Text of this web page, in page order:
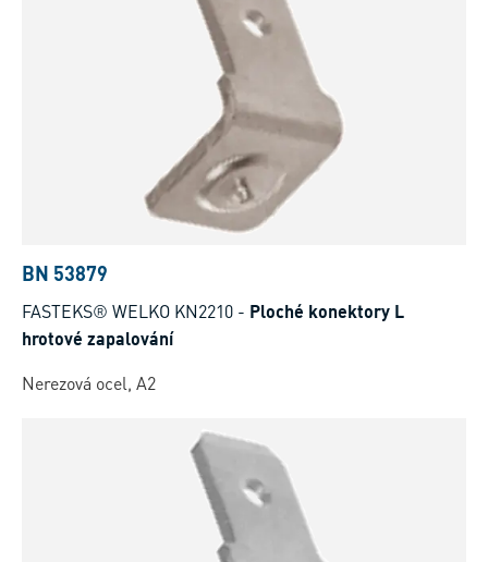
BN 53879
FASTEKS® WELKO KN2210 - Ploché konektory L
hrotové zapalování
Nerezová ocel, A2